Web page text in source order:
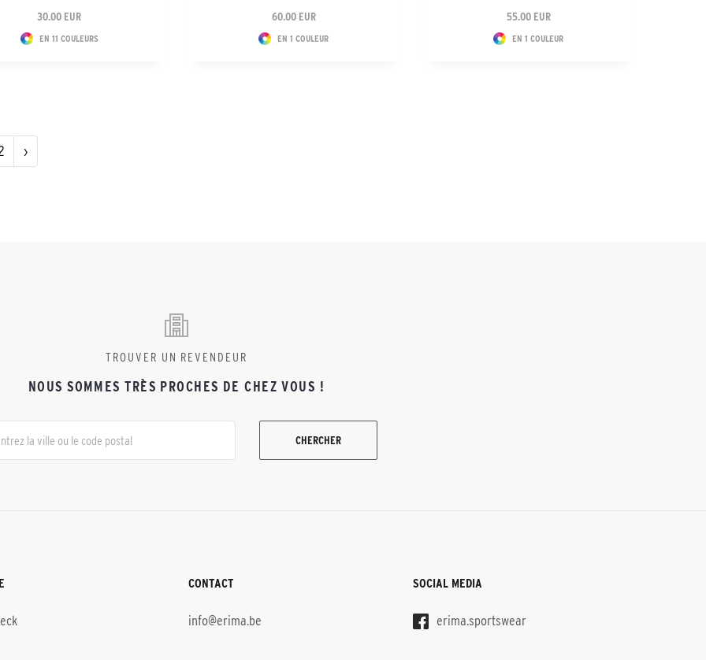
30.00 EUR
EN 11 COULEURS
60.00 EUR
EN 1 COULEUR
55.00 EUR
EN 1 COULEUR
›
TROUVER UN REVENDEUR
NOUS SOMMES TRÈS PROCHES DE CHEZ VOUS !
CHERCHER
CONTACT
info@erima.be
SOCIAL MEDIA
erima.sportswear